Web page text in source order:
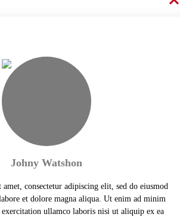
Johny Watshon
consectetur adipiscing elit, sed do eiusmod
et dolore magna aliqua. Ut enim ad minim
ullamco laboris nisi ut aliquip ex ea